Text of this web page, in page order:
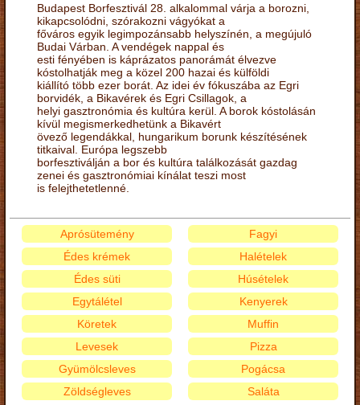
Budapest Borfesztivál 28. alkalommal várja a borozni,
kikapcsolódni, szórakozni vágyókat a
főváros egyik legimpozánsabb helyszínén, a megújuló
Budai Várban. A vendégek nappal és
esti fényében is káprázatos panorámát élvezve
kóstolhatják meg a közel 200 hazai és külföldi
kiállító több ezer borát. Az idei év fókuszába az Egri
borvidék, a Bikavérek és Egri Csillagok, a
helyi gasztronómia és kultúra kerül. A borok kóstolásán
kívül megismerkedhetünk a Bikavért
övező legendákkal, hungarikum borunk készítésének
titkaival. Európa legszebb
borfesztiválján a bor és kultúra találkozását gazdag
zenei és gasztronómiai kínálat teszi most
is felejthetetlenné.
Aprósütemény
Édes krémek
Édes süti
Egytálétel
Fagyi
Halételek
Húsételek
Kenyerek
Köretek
Levesek
Gyümölcsleves
Zöldségleves
Muffin
Pizza
Pogácsa
Saláta